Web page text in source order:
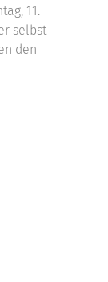
11.
selbst
den